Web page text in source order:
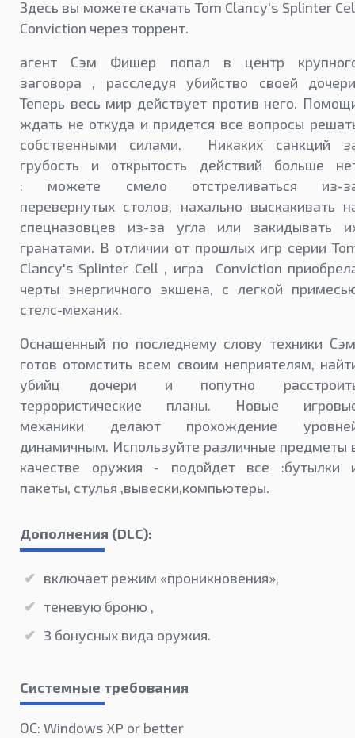
Здесь вы можете скачать Tom Clancy's Splinter
Conviction через торрент.
агент Сэм Фишер попал в центр
заговора , расследуя убийство своей
Теперь весь мир действует против него.
ждать не откуда и придется все вопросы
собственными силами. Никаких санкций
грубость и открытость действий больше
: можете смело отстреливаться из-
перевернутых столов, нахально выскакивать
спецназовцев из-за угла или закидывать
гранатами. В отличии от прошлых игр серии
Clancy's Splinter Cell , игра Conviction
черты энергичного экшена, с легкой
стелс-механик.
Оснащенный по последнему слову техники
готов отомстить всем своим неприятелям,
убийц дочери и попутно
террористические планы. Новые
механики делают прохождение
динамичным. Используйте различные предметы
качестве оружия - подойдет все :бутылки
пакеты, стулья ,вывески,компьютеры.
Дополнения (DLC):
включает режим «проникновения»,
теневую броню ,
3 бонусных вида оружия.
Системные требования
ОС: Windows XP or better